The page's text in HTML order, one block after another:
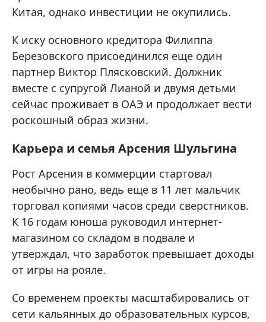
Китая, однако инвестиции не окупились.
К иску основного кредитора Филиппа
Березовского присоединился еще один
партнер Виктор Плясковский. Должник
вместе с супругой Лианой и двумя детьми
сейчас проживает в ОАЭ и продолжает вести
роскошный образ жизни.
Карьера и семья Арсения Шульгина
Рост Арсения в коммерции стартовал
необычно рано, ведь еще в 11 лет мальчик
торговал копиями часов среди сверстников.
К 16 годам юноша руководил интернет-
магазином со складом в подвале и
утверждал, что заработок превышает доходы
от игры на рояле.
Со временем проекты масштабировались от
сети кальянных до образовательных курсов,